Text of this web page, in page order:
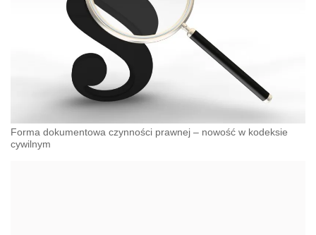
Forma dokumentowa czynności prawnej – nowość w kodeksie
cywilnym